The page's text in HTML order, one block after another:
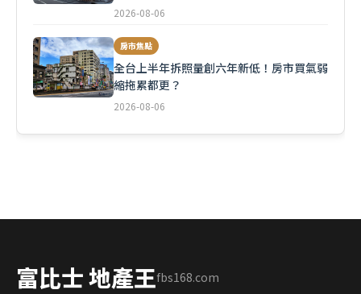
2026-08-06
房市焦點
全台上半年拆照量創六年新低！房市買氣弱
縮拖累都更？
2026-08-06
富比士 地產王fbs168.com